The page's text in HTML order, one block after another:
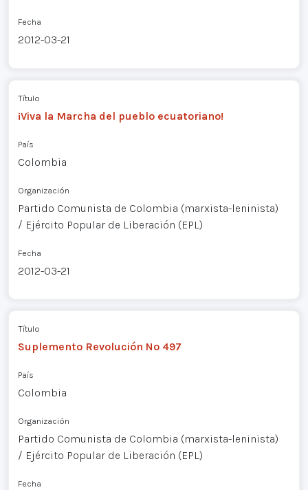
Fecha
2012-03-21
Título
¡Viva la Marcha del pueblo ecuatoriano!
País
Colombia
Organización
Partido Comunista de Colombia (marxista-leninista)
/ Ejército Popular de Liberación (EPL)
Fecha
2012-03-21
Título
Suplemento Revolución Nº 497
País
Colombia
Organización
Partido Comunista de Colombia (marxista-leninista)
/ Ejército Popular de Liberación (EPL)
Fecha